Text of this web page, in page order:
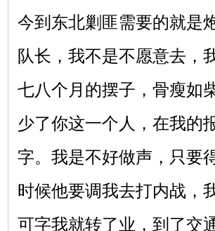
今到东北剿匪需要的就是
队长，我不是不愿意去，
七八个月的摆子，骨瘦如
少了你这一个人，在我的
字。我是不好做声，只要
时候他要调我去打内战，
可字我就转了业，到了交